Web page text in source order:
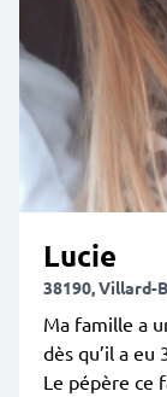
Lucie
38190, Villard-
Ma famille a
dès qu’il a eu
Le pépère ce